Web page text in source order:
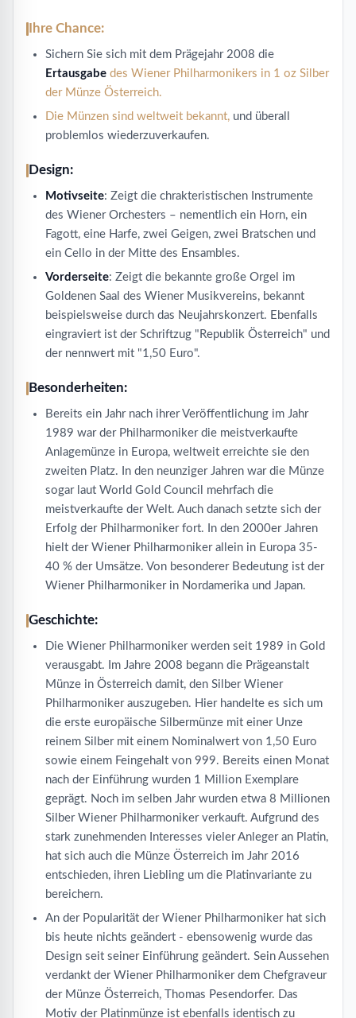
Ihre Chance:
Sichern Sie sich mit dem Prägejahr 2008 die
Ertausgabe des Wiener Philharmonikers in 1 oz Silber
der Münze Österreich.
Die Münzen sind weltweit bekannt, und überall
problemlos wiederzuverkaufen.
Design:
Motivseite: Zeigt die chrakteristischen Instrumente
des Wiener Orchesters – nementlich ein Horn, ein
Fagott, eine Harfe, zwei Geigen, zwei Bratschen und
ein Cello in der Mitte des Ensambles.
Vorderseite: Zeigt die bekannte große Orgel im
Goldenen Saal des Wiener Musikvereins, bekannt
beispielsweise durch das Neujahrskonzert. Ebenfalls
eingraviert ist der Schriftzug "Republik Österreich" und
der nennwert mit "1,50 Euro".
Besonderheiten:
Bereits ein Jahr nach ihrer Veröffentlichung im Jahr
1989 war der Philharmoniker die meistverkaufte
Anlagemünze in Europa, weltweit erreichte sie den
zweiten Platz. In den neunziger Jahren war die Münze
sogar laut World Gold Council mehrfach die
meistverkaufte der Welt. Auch danach setzte sich der
Erfolg der Philharmoniker fort. In den 2000er Jahren
hielt der Wiener Philharmoniker allein in Europa 35-
40 % der Umsätze. Von besonderer Bedeutung ist der
Wiener Philharmoniker in Nordamerika und Japan.
Geschichte:
Die Wiener Philharmoniker werden seit 1989 in Gold
verausgabt. Im Jahre 2008 begann die Prägeanstalt
Münze in Österreich damit, den Silber Wiener
Philharmoniker auszugeben. Hier handelte es sich um
die erste europäische Silbermünze mit einer Unze
reinem Silber mit einem Nominalwert von 1,50 Euro
sowie einem Feingehalt von 999. Bereits einen Monat
nach der Einführung wurden 1 Million Exemplare
geprägt. Noch im selben Jahr wurden etwa 8 Millionen
Silber Wiener Philharmoniker verkauft. Aufgrund des
stark zunehmenden Interesses vieler Anleger an Platin,
hat sich auch die Münze Österreich im Jahr 2016
entschieden, ihren Liebling um die Platinvariante zu
bereichern.
An der Popularität der Wiener Philharmoniker hat sich
bis heute nichts geändert - ebensowenig wurde das
Design seit seiner Einführung geändert. Sein Aussehen
verdankt der Wiener Philharmoniker dem Chefgraveur
der Münze Österreich, Thomas Pesendorfer. Das
Motiv der Platinmünze ist ebenfalls identisch zu